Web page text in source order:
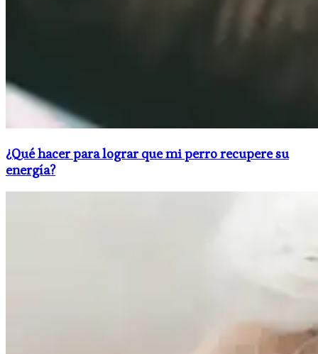
¿Qué hacer para lograr que mi perro recupere su
energía?